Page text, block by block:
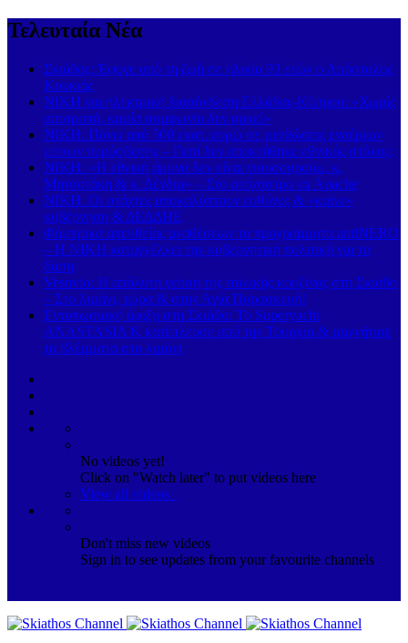
Τελευταία Νέα
Σκιάθος: Έφυγε από τη ζωή σε ηλικία 93 ετών ο Απόστολος
Κουκιάς
ΝΙΚΗ για ηλεκτρική διασύνδεση Ελλάδας-Κύπρου: «Χωρίς
αποτροπή, καμία συμφωνία δεν αρκεί»
ΝΙΚΗ: Πάνω από 500 εκατ. ευρώ σε μισθώσεις εναέριων
μέσων πυρόσβεσης – Γιατί δεν αποκτήθηκε εθνικός στόλος;
ΝΙΚΗ: «Η εθνική άμυνα δεν είναι γιουσουρούμ, κ.
Μητσοτάκη & κ. Δένδια» – Στο στόχαστρο τα Apache
ΝΙΚΗ: Οι στάχτες αποκαλύπτουν ευθύνες & «καίνε»
κυβέρνηση & ΔΕΔΔΗΕ
Φάμπρικα απευθείας αναθέσεων τα προγράμματα antiNERO
– Η ΝΙΚΗ καταγγέλλει την κυβερνητική πολιτική για τα
δάση
Vesuvio: Η απόλυτη γεύση της ιταλικής κουζίνας στη Σκιάθο
– Στο λιμάνι, τώρα & στην Αγία Παρασκευή!
Εντυπωσιακή άφιξη στη Σκιάθο: Το Superyacht
ANASTASIA K κατέπλευσε από την Τουρκία & μαγνήτισε
τα βλέμματα στο λιμάνι
No videos yet!
Click on "Watch later" to put videos here
View all videos
Don't miss new videos
Sign in to see updates from your favourite channels